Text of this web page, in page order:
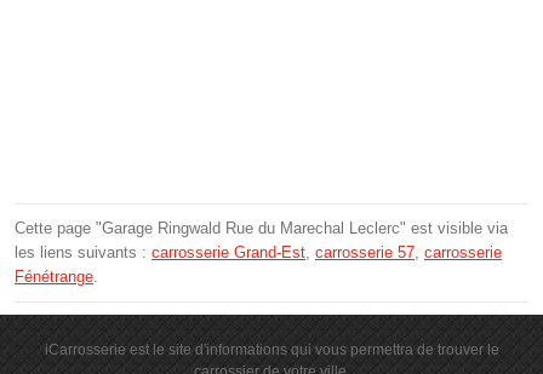
Cette page "Garage Ringwald Rue du Marechal Leclerc" est visible via
les liens suivants : carrosserie Grand-Est, carrosserie 57, carrosserie
Fénétrange.
iCarrosserie est le site d'informations qui vous permettra de trouver le